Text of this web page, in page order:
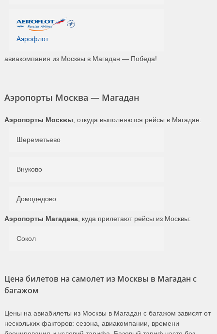
Аэрофлот
авиакомпания из Москвы в Магадан — Победа!
Аэропорты Москва — Магадан
Аэропорты Москвы , откуда выполняются рейсы в Магадан:
Шереметьево
Внуково
Домодедово
Аэропорты Магадана , куда прилетают рейсы из Москвы:
Сокол
Цена билетов на самолет из Москвы в Магадан с
багажом
Цены на авиабилеты из Москвы в Магадан с багажом зависят от
нескольких факторов: сезона, авиакомпании, времени